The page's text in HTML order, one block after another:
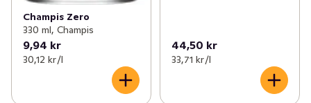
Champis Zero
330 ml, Champis
9,94 kr
30,12 kr /l
44,50 kr
33,71 kr /l